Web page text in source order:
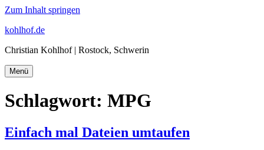
Zum Inhalt springen
kohlhof.de
Christian Kohlhof | Rostock, Schwerin
Menü
Schlagwort: MPG
Einfach mal Dateien umtaufen